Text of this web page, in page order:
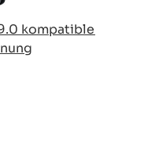
kompatible